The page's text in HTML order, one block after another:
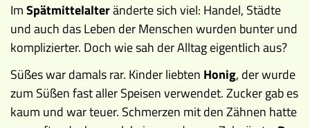
ImSpätmittelalteränderte sich viel: Handel, Städte
und auch das Leben der Menschen wurden bunter und
komplizierter. Doch wie sah der Alltag eigentlich aus?
Süßes war damals rar. Kinder liebten Honig, der wurde
zum Süßen fast aller Speisen verwendet. Zucker gab es
kaum und war teuer. Schmerzen mit den Zähnen hatte